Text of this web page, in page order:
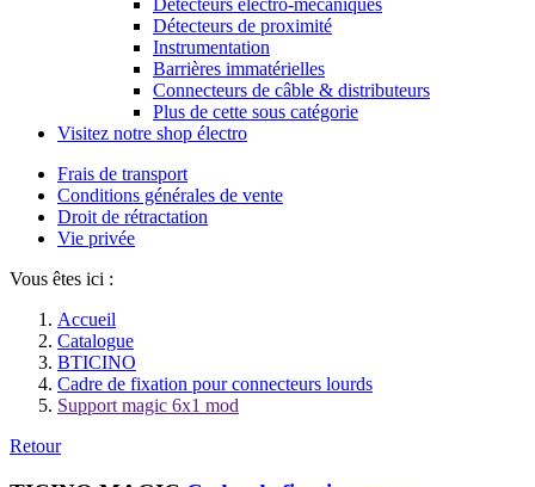
Détecteurs de proximité
Instrumentation
Barrières immatérielles
Connecteurs de câble & distributeurs
Plus de cette sous catégorie
Visitez notre shop électro
Frais de transport
Conditions générales de vente
Droit de rétractation
Vie privée
Vous êtes ici :
Accueil
Catalogue
BTICINO
Cadre de fixation pour connecteurs lourds
Support magic 6x1 mod
Retour